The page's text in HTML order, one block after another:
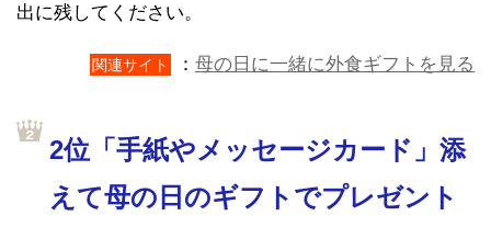
出に残してください。
関連サイト ： 母の日に一緒に外食ギフトを見る
2位「手紙やメッセージカード」添
えて母の日のギフトでプレゼント